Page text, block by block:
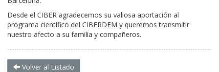
Desde el CIBER agradecemos su valiosa aportación al
programa científico del CIBERDEM y queremos transmitir
nuestro afecto a su familia y compañeros.
Volver al Listado